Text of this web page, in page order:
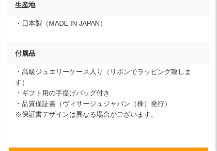
生産地
・日本製（MADE IN JAPAN）
付属品
・高級ジュエリーケース入り（リボンでラッピング致しま
す）
・ギフト用の手提げバッグ付き
・品質保証書（ヴィサージュジャパン（株）発行）
※保証書デザインは異なる場合がございます。